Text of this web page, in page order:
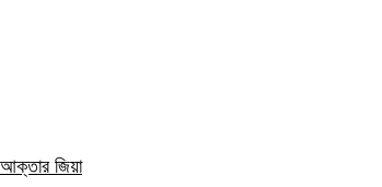
আক্তার জিয়া